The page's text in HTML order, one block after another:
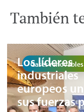
También
Gases renovables
Los líderes
industriales
europeos
sus fuerzas